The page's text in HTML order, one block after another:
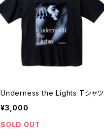
Underness the Lights Tシャツ
¥3,000
SOLD OUT